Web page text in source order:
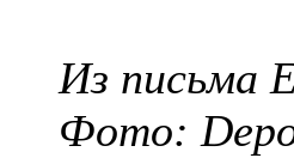
Из письма
Фото: